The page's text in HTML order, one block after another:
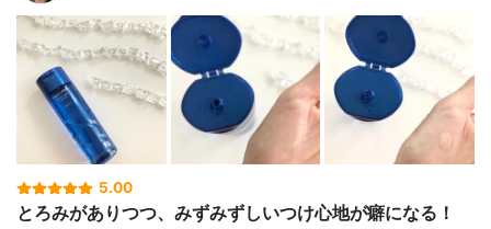
5.00
とろみがありつつ、みずみずしいつけ心地が癖になる！